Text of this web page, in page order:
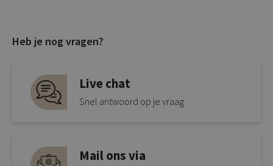
Heb je nog vragen?
Live chat
Snel antwoord op je vraag
Mail ons via